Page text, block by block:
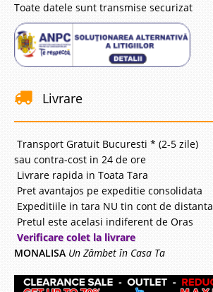
Toate datele sunt transmise securizat
Livrare
Transport Gratuit Bucuresti * (2-5 zile)
sau contra-cost in 24 de ore
Livrare rapida in Toata Tara
Pret avantajos pe expeditie consolidata
Expeditiile in tara NU tin cont de distanta
Pretul este acelasi indiferent de Oras
Verificare colet la livrare
MONALISA Un Zâmbet în Casa Ta